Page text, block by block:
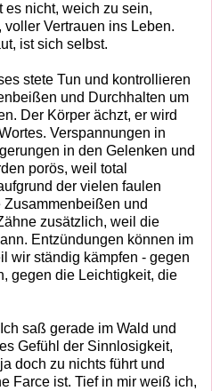
es nicht, weich zu sein,
Vertrauen ins Leben.
ist sich selbst.
stete Tun und kontrollieren
und Durchhalten um
Der Körper ächzt, er wird
Verspannungen in
in den Gelenken und
porös, weil total
der vielen faulen
und
zusätzlich, weil die
Entzündungen können im
wir ständig kämpfen - gegen
gegen die Leichtigkeit, die
saß gerade im Wald und
Gefühl der Sinnlosigkeit,
doch zu nichts führt und
Farce ist. Tief in mir weiß ich,